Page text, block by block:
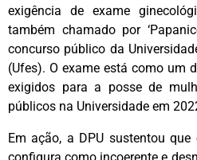
exigência de exame
também chamado por
concurso público da
(Ufes). O exame está como um
exigidos para a posse de
públicos na Universidade em
Em ação, a DPU sustentou
configura como incoerente e